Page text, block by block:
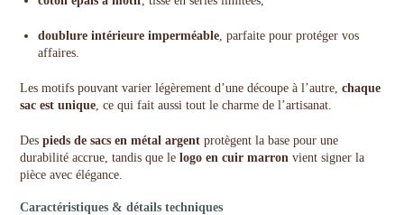
doublure intérieure imperméable , parfaite pour protéger vos
affaires.
Les motifs pouvant varier légèrement d’une découpe à l’autre,chaque
sac est unique , ce qui fait aussi tout le charme de l’artisanat.
Despieds de sacs en métal argent protègent la base pour une
durabilité accrue, tandis que lelogo en cuir marron vient signer la
pièce avec élégance.
Caractéristiques & détails techniques